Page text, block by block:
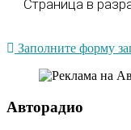
Страница в
Заполните форму
Авторадио